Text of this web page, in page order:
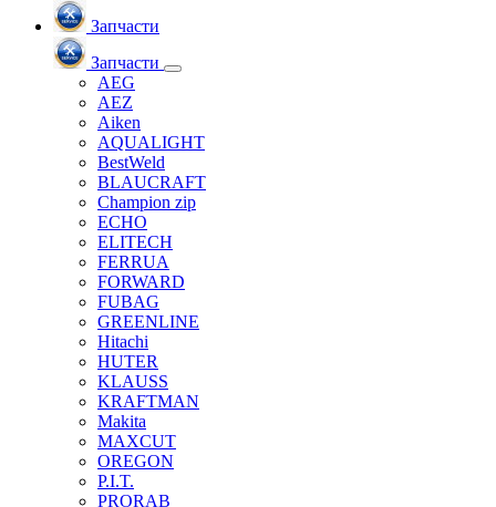
Запчасти
Запчасти
AEG
AEZ
Aiken
AQUALIGHT
BestWeld
BLAUCRAFT
Champion zip
ECHO
ELITECH
FERRUA
FORWARD
FUBAG
GREENLINE
Hitachi
HUTER
KLAUSS
KRAFTMAN
Makita
MAXCUT
OREGON
P.I.T.
PRORAB